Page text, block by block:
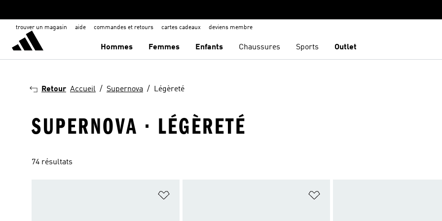
trouver un magasin aide commandes et retours cartes cadeaux deviens membre
Hommes Femmes Enfants Chaussures Sports Outlet
Retour Accueil Supernova Légèreté
SUPERNOVA · LÉGÈRETÉ
74 résultats